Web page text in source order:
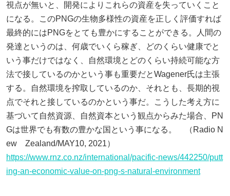
視点が無いと、開発によりこれらの資産を失っていくこと
になる。このPNGの生物多様性の資産を正しく評価すれば
最終的にはPNGをとても豊かにすることができる。人間の
発達というのは、何歳でいくら稼ぎ、どのくらい健康でと
いう事だけではなく、自然環境とどのくらい持続可能な方
法で接しているのかという事も重要だとWagener氏は主張
する。自然環境を搾取しているのか、それとも、長期的視
点でそれと接しているのかという事だ。こうした考え方に
基づいて自然資源、自然資本という観点からみた場合、PN
Gは世界でも有数の豊かな国という事になる。 （Radio N
ew Zealand/MAY10, 2021）
https://www.rnz.co.nz/international/pacific-news/442250/putt
ing-an-economic-value-on-png-s-natural-environment